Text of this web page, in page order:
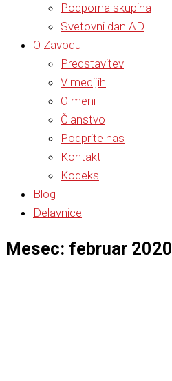
Podporna skupina
Svetovni dan AD
O Zavodu
Predstavitev
V medijih
O meni
Članstvo
Podprite nas
Kontakt
Kodeks
Blog
Delavnice
Mesec: februar 2020